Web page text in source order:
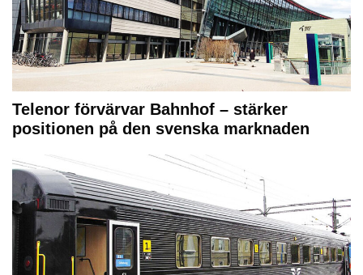
Telenor förvärvar Bahnhof – stärker
positionen på den svenska marknaden